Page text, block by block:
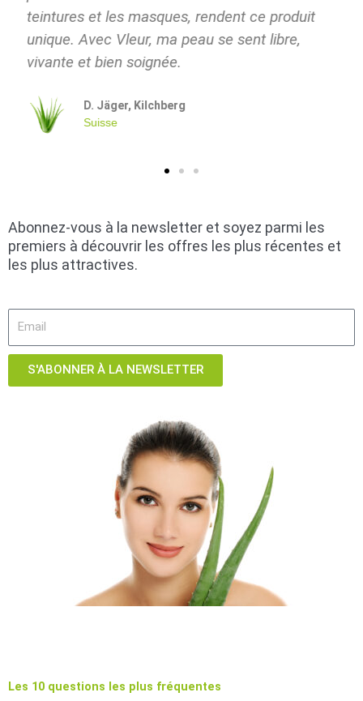
Abonnez-vous à la newsletter et soyez parmi les
premiers à découvrir les offres les plus récentes et
les plus attractives.
S'ABONNER À LA NEWSLETTER
Les 10 questions les plus fréquentes